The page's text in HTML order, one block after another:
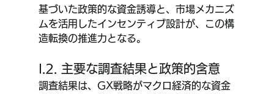
基づいた政策的な資金誘導と、市場メカニズ
ムを活用したインセンティブ設計が、この構
造転換の推進力となる。
I.2. 主要な調査結果と政策的含意
調査結果は、GX戦略がマクロ経済的な資金